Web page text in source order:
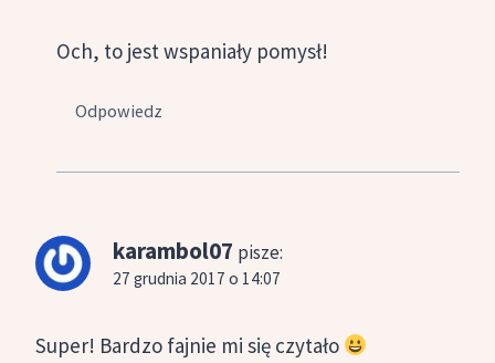
Och, to jest wspaniały pomysł!
Odpowiedz
karambol07 pisze:
27 grudnia 2017 o 14:07
Super! Bardzo fajnie mi się czytało